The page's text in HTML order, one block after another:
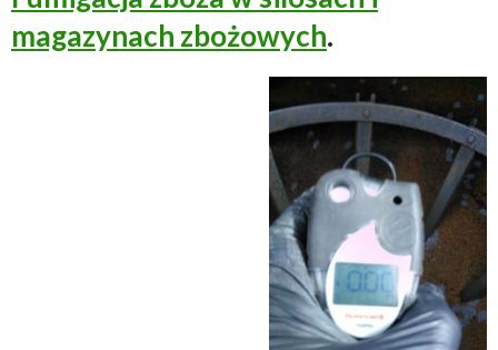
magazynach zbożowych.